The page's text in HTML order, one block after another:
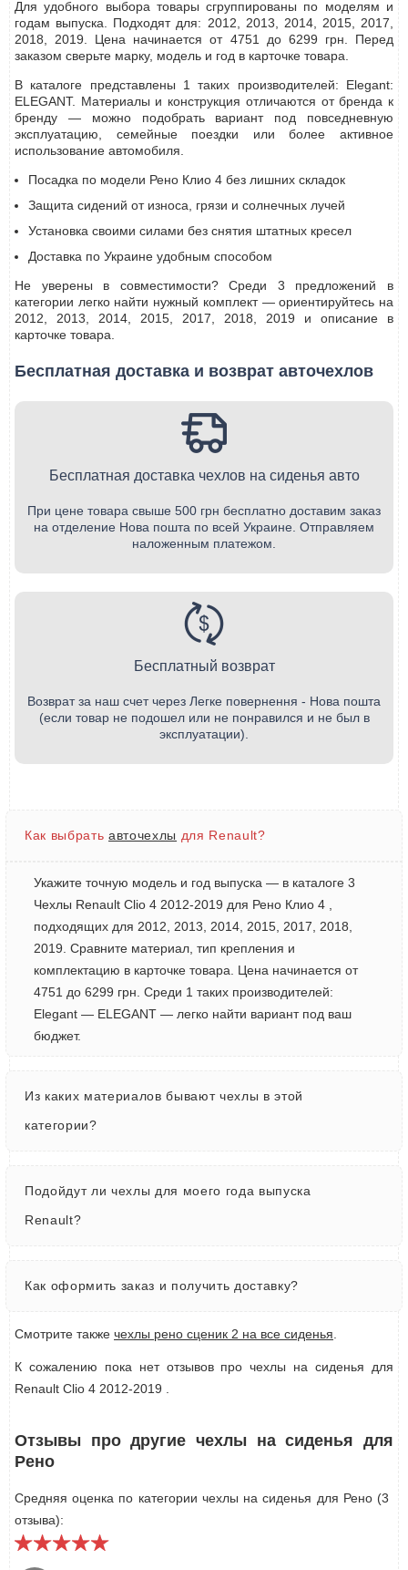
Для удобного выбора товары сгруппированы по моделям и
годам выпуска. Подходят для: 2012, 2013, 2014, 2015, 2017,
2018, 2019. Цена начинается от 4751 до 6299 грн. Перед
заказом сверьте марку, модель и год в карточке товара.
В каталоге представлены 1 таких производителей: Elegant:
ELEGANT. Материалы и конструкция отличаются от бренда к
бренду — можно подобрать вариант под повседневную
эксплуатацию, семейные поездки или более активное
использование автомобиля.
Посадка по модели Рено Клио 4 без лишних складок
Защита сидений от износа, грязи и солнечных лучей
Установка своими силами без снятия штатных кресел
Доставка по Украине удобным способом
Не уверены в совместимости? Среди 3 предложений в
категории легко найти нужный комплект — ориентируйтесь на
2012, 2013, 2014, 2015, 2017, 2018, 2019 и описание в
карточке товара.
Бесплатная доставка и возврат авточехлов
Бесплатная доставка чехлов на сиденья авто
При цене товара свыше 500 грн бесплатно доставим заказ
на отделение Нова пошта по всей Украине. Отправляем
наложенным платежом.
Бесплатный возврат
Возврат за наш счет через Легке повернення - Нова пошта
(если товар не подошел или не понравился и не был в
эксплуатации).
Как выбратьавточехлы для Renault?
Укажите точную модель и год выпуска — в каталоге 3
Чехлы Renault Clio 4 2012-2019 для Рено Клио 4 ,
подходящих для 2012, 2013, 2014, 2015, 2017, 2018,
2019. Сравните материал, тип крепления и
комплектацию в карточке товара. Цена начинается от
4751 до 6299 грн. Среди 1 таких производителей:
Elegant — ELEGANT — легко найти вариант под ваш
бюджет.
Из каких материалов бывают чехлы в этой
категории?
Подойдут ли чехлы для моего года выпуска
Renault?
Как оформить заказ и получить доставку?
Смотрите также чехлы рено сценик 2 на все сиденья
К сожалению пока нет отзывов про чехлы на сиденья для
Renault Clio 4 2012-2019 .
Отзывы про другие чехлы на сиденья для
Рено
Средняя оценка по категории чехлы на сиденья для Рено (3
отзыва):